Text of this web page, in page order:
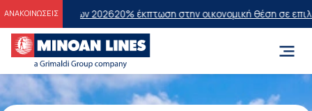
ΑΝΑΚΟΙΝΩΣΕΙΣ
202620% έκπτωση στην οικονομική θέση σε επιλεγμένα